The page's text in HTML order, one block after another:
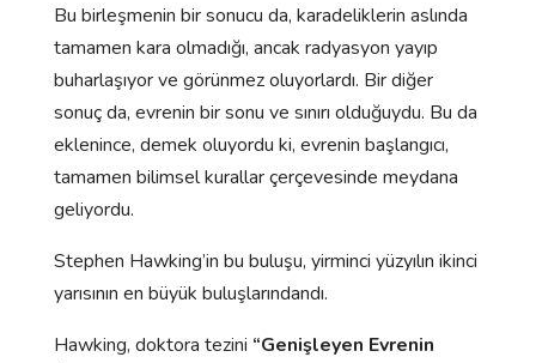
Bu birleşmenin bir sonucu da, karadeliklerin aslında
tamamen kara olmadığı, ancak radyasyon yayıp
buharlaşıyor ve görünmez oluyorlardı. Bir diğer
sonuç da, evrenin bir sonu ve sınırı olduğuydu. Bu da
eklenince, demek oluyordu ki, evrenin başlangıcı,
tamamen bilimsel kurallar çerçevesinde meydana
geliyordu.
Stephen Hawking’in bu buluşu, yirminci yüzyılın ikinci
yarısının en büyük buluşlarındandı.
Hawking, doktora tezini “Genişleyen Evrenin